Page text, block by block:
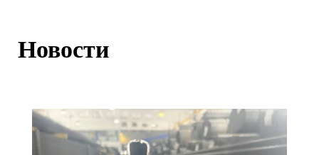
Новости